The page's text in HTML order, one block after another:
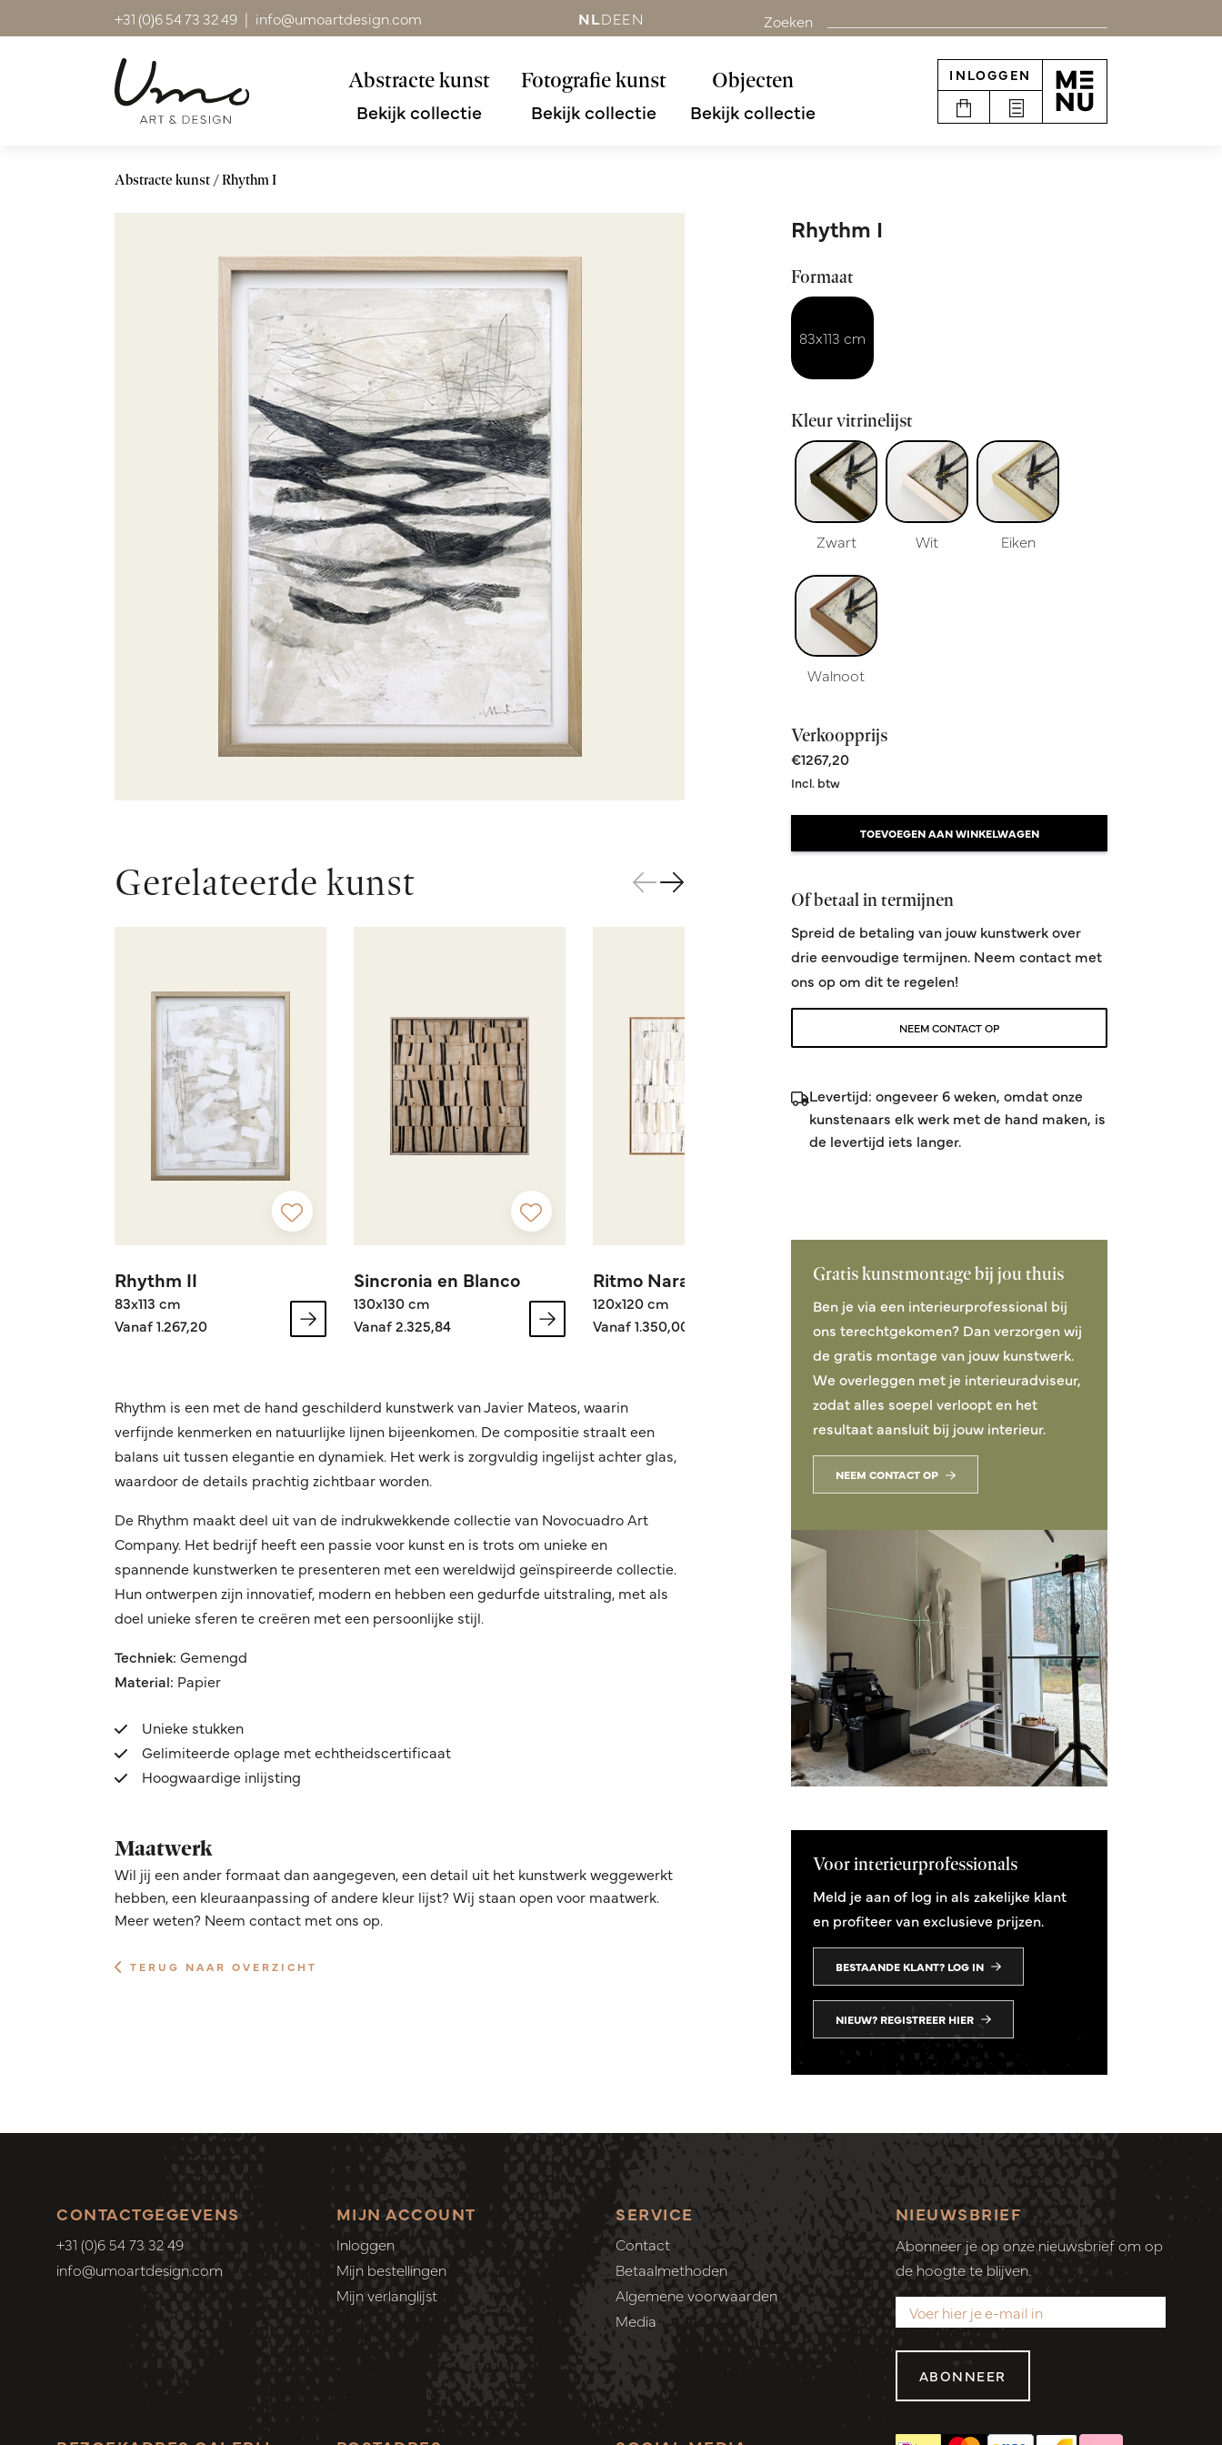
+31 (0)6 54 73 32 49 | info@umoartdesign.com NLDEEN Zoeken
Abstracte kunst
Bekijk collectie
Fotografie kunst
Bekijk collectie
Objecten
Bekijk collectie
INLOGGEN
Abstracte kunst Rhythm I
Gerelateerde kunst
Rhythm II
83x113 cm
Vanaf 1.267,20
Sincronia en Blanco
130x130 cm
Vanaf 2.325,84
Ritmo Naranja
120x120 cm
Vanaf 1.350,00
Fontaine
120x150 cm
Vanaf 2.478,95
Vanaf 2.478,95
Rhythm is een met de hand geschilderd kunstwerk van Javier Mateos, waarin
verfijnde kenmerken en natuurlijke lijnen bijeenkomen. De compositie straalt een
balans uit tussen elegantie en dynamiek. Het werk is zorgvuldig ingelijst achter glas,
waardoor de details prachtig zichtbaar worden.
De Rhythm maakt deel uit van de indrukwekkende collectie van Novocuadro Art
Company. Het bedrijf heeft een passie voor kunst en is trots om unieke en
spannende kunstwerken te presenteren met een wereldwijd geïnspireerde collectie.
Hun ontwerpen zijn innovatief, modern en hebben een gedurfde uitstraling, met als
doel unieke sferen te creëren met een persoonlijke stijl.
Techniek: Gemengd
Material: Papier
Unieke stukken
Gelimiteerde oplage met echtheidscertificaat
Hoogwaardige inlijsting
Maatwerk
Wil jij een ander formaat dan aangegeven, een detail uit het kunstwerk weggewerkt
hebben, een kleuraanpassing of andere kleur lijst? Wij staan open voor maatwerk.
Meer weten? Neem contact met ons op.
TERUG NAAR OVERZICHT
Rhythm I
Formaat
83x113 cm
Kleur vitrinelijst
Zwart Wit Eiken
Walnoot
Verkoopprijs
€1267,20
Incl. btw
TOEVOEGEN AAN WINKELWAGEN
Of betaal in termijnen
Spreid de betaling van jouw kunstwerk over
drie eenvoudige termijnen. Neem contact met
ons op om dit te regelen!
NEEM CONTACT OP
Levertijd: ongeveer 6 weken, omdat onze
kunstenaars elk werk met de hand maken, is
de levertijd iets langer.
Gratis kunstmontage bij jou thuis
Ben je via een interieurprofessional bij
ons terechtgekomen? Dan verzorgen wij
de gratis montage van jouw kunstwerk.
We overleggen met je interieuradviseur,
zodat alles soepel verloopt en het
resultaat aansluit bij jouw interieur.
NEEM CONTACT OP
Voor interieurprofessionals
Meld je aan of log in als zakelijke klant
en profiteer van exclusieve prijzen.
BESTAANDE KLANT? LOG IN
NIEUW? REGISTREER HIER
CONTACTGEGEVENS
+31 (0)6 54 73 32 49
info@umoartdesign.com
MIJN ACCOUNT
Inloggen
Mijn bestellingen
Mijn verlanglijst
SERVICE
Contact
Betaalmethoden
Algemene voorwaarden
Media
NIEUWSBRIEF
Abonneer je op onze nieuwsbrief om op
de hoogte te blijven.
ABONNEER